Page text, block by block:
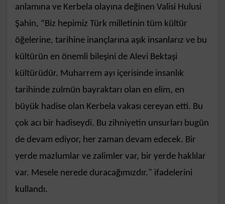
anlamına ve Kerbela olayına değinen Valisi Hulusi
Şahin, “Biz hepimiz Türk milletinin tüm kültür
öğelerine, tarihine inançlarına aşık insanlarız ve bu
kültürün en önemli bileşini de Alevi Bektaşi
kültürüdür. Muharrem ayı içerisinde insanlık
tarihinde zulmün bayraktarı olan en elim, en
büyük hadise olan Kerbela vakası cereyan etti. Bu
çok acı bir hadiseydi. Bu zihniyetin unsurları bugün
de devam ediyor, her zaman devam edecek. Bir
yerde mazlumlar ve zalimler var, bir yerde haklılar
var. Mesele nerede duracağımızdır." ifadelerini
kullandı.